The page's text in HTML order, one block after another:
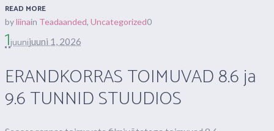
READ MORE
byliinain Teadaanded, Uncategorized0
1juunijuuni 1, 2026
ERANDKORRAS TOIMUVAD 8.6 ja
9.6 TUNNID STUUDIOS